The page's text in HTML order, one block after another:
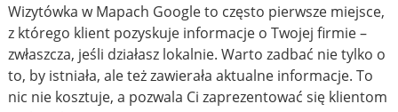
Wizytówka w Mapach Google to często pierwsze miejsce,
z którego klient pozyskuje informacje o Twojej firmie –
zwłaszcza, jeśli działasz lokalnie. Warto zadbać nie tylko o
to, by istniała, ale też zawierała aktualne informacje. To
nic nie kosztuje, a pozwala Ci zaprezentować się klientom